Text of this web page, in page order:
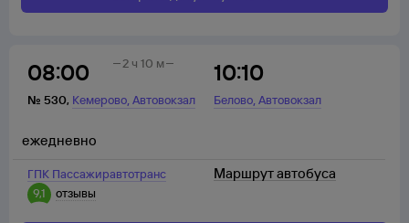
08:00
№ 530, Кемерово,Автовокзал
10:10
Белово,Автовокзал
2 ч 10 м
ГПК Пассажиравтотранс
9,1
отзывы
ежедневно
Маршрут автобуса